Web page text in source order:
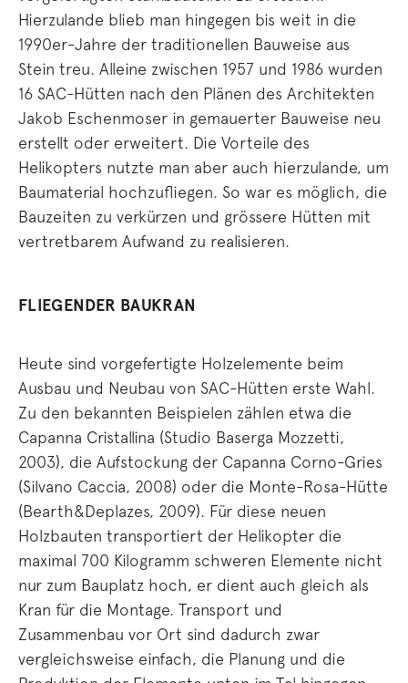
Hierzulande blieb man hingegen bis weit in die
1990er-Jahre der traditionellen Bauweise aus
Stein treu. Alleine zwischen 1957 und 1986 wurden
16 SAC-Hütten nach den Plänen des Architekten
Jakob Eschenmoser in gemauerter Bauweise neu
erstellt oder erweitert. Die Vorteile des
Helikopters nutzte man aber auch hierzulande, um
Baumaterial hochzufliegen. So war es möglich, die
Bauzeiten zu verkürzen und grössere Hütten mit
vertretbarem Aufwand zu realisieren.
FLIEGENDER BAUKRAN
Heute sind vorgefertigte Holzelemente beim
Ausbau und Neubau von SAC-Hütten erste Wahl.
Zu den bekannten Beispielen zählen etwa die
Capanna Cristallina (Studio Baserga Mozzetti,
2003), die Aufstockung der Capanna Corno-Gries
(Silvano Caccia, 2008) oder die Monte-Rosa-Hütte
(Bearth&Deplazes, 2009). Für diese neuen
Holzbauten transportiert der Helikopter die
maximal 700 Kilogramm schweren Elemente nicht
nur zum Bauplatz hoch, er dient auch gleich als
Kran für die Montage. Transport und
Zusammenbau vor Ort sind dadurch zwar
vergleichsweise einfach, die Planung und die